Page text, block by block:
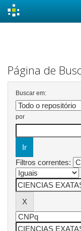
Página de
Buscar em:
por
Filtros correntes: